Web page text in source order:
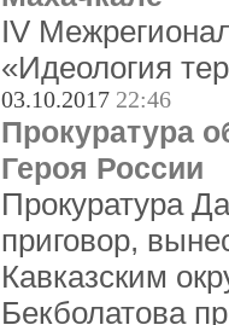
IV
«Идеология
03.10.2017 22:46
Прокуратура
Героя России
Прокуратура
приговор,
Кавказским
Бекболатова